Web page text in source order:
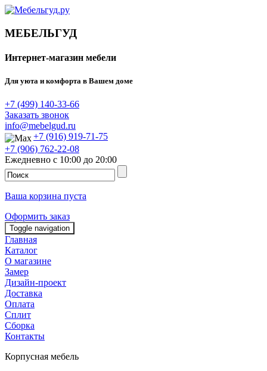
МЕБЕЛЬГУД
Интернет-магазин мебели
Для уюта и комфорта в Вашем доме
+7 (499) 140-33-66
Заказать звонок
info@mebelgud.ru
+7 (916) 919-71-75
+7 (906) 762-22-08
Ежедневно с 10:00 до 20:00
Ваша корзина пуста
Оформить заказ
Toggle navigation
Главная
Каталог
О магазине
Замер
Дизайн-проект
Доставка
Оплата
Сплит
Сборка
Контакты
Корпусная мебель